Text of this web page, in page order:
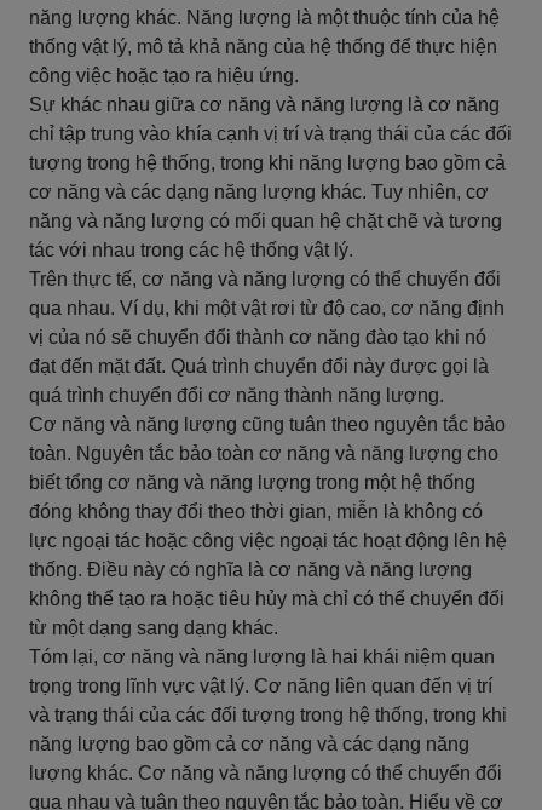
năng lượng khác. Năng lượng là một thuộc tính của hệ
thống vật lý, mô tả khả năng của hệ thống để thực hiện
công việc hoặc tạo ra hiệu ứng.
Sự khác nhau giữa cơ năng và năng lượng là cơ năng
chỉ tập trung vào khía cạnh vị trí và trạng thái của các đối
tượng trong hệ thống, trong khi năng lượng bao gồm cả
cơ năng và các dạng năng lượng khác. Tuy nhiên, cơ
năng và năng lượng có mối quan hệ chặt chẽ và tương
tác với nhau trong các hệ thống vật lý.
Trên thực tế, cơ năng và năng lượng có thể chuyển đổi
qua nhau. Ví dụ, khi một vật rơi từ độ cao, cơ năng định
vị của nó sẽ chuyển đổi thành cơ năng đào tạo khi nó
đạt đến mặt đất. Quá trình chuyển đổi này được gọi là
quá trình chuyển đổi cơ năng thành năng lượng.
Cơ năng và năng lượng cũng tuân theo nguyên tắc bảo
toàn. Nguyên tắc bảo toàn cơ năng và năng lượng cho
biết tổng cơ năng và năng lượng trong một hệ thống
đóng không thay đổi theo thời gian, miễn là không có
lực ngoại tác hoặc công việc ngoại tác hoạt động lên hệ
thống. Điều này có nghĩa là cơ năng và năng lượng
không thể tạo ra hoặc tiêu hủy mà chỉ có thể chuyển đổi
từ một dạng sang dạng khác.
Tóm lại, cơ năng và năng lượng là hai khái niệm quan
trọng trong lĩnh vực vật lý. Cơ năng liên quan đến vị trí
và trạng thái của các đối tượng trong hệ thống, trong khi
năng lượng bao gồm cả cơ năng và các dạng năng
lượng khác. Cơ năng và năng lượng có thể chuyển đổi
qua nhau và tuân theo nguyên tắc bảo toàn. Hiểu về cơ